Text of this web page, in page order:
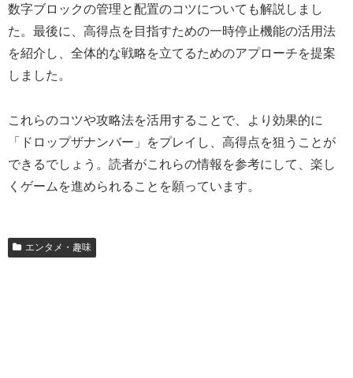
数字ブロックの管理と配置のコツについても解説しまし
た。最後に、高得点を目指すための一時停止機能の活用法
を紹介し、全体的な戦略を立てるためのアプローチを提案
しました。
これらのコツや攻略法を活用することで、より効果的に
「ドロップザナンバー」をプレイし、高得点を狙うことが
できるでしょう。読者がこれらの情報を参考にして、楽し
くゲームを進められることを願っています。
エンタメ・趣味